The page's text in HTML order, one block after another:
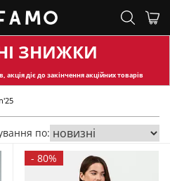
ЗНИЖКИ
акція діє до закінчення акційних товарів
по:
- 80%